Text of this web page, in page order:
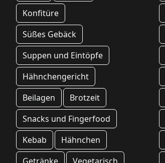
Konfitüre
Süßes Gebäck
Suppen und Eintöpfe
Hähnchengericht
Beilagen
Brotzeit
Snacks und Fingerfood
Kebab
Hähnchen